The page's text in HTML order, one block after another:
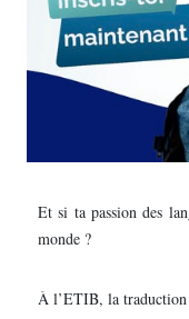
Et si ta passion des
monde ?
À l’ETIB, la